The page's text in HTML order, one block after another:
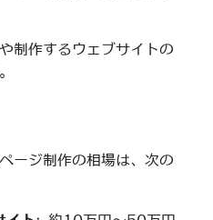
制作するウェブサイトの
ージ制作の相場は、次の